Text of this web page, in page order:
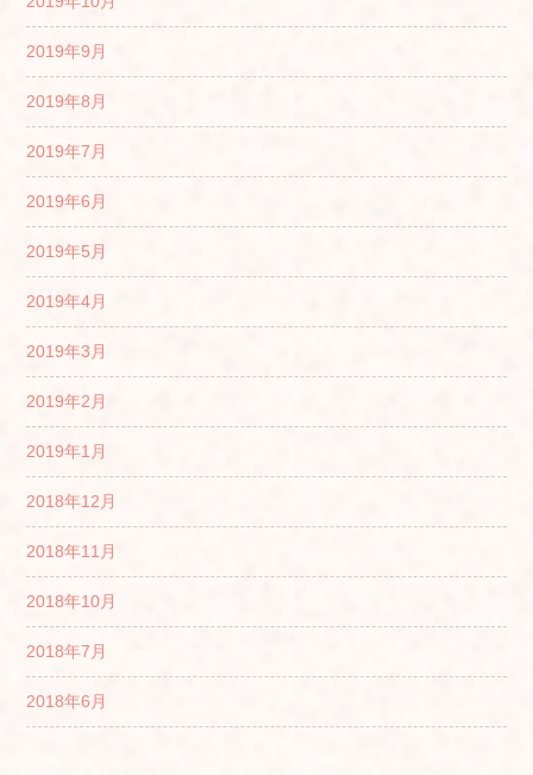
2019年9月
2019年8月
2019年7月
2019年6月
2019年5月
2019年4月
2019年3月
2019年2月
2019年1月
2018年12月
2018年11月
2018年10月
2018年7月
2018年6月